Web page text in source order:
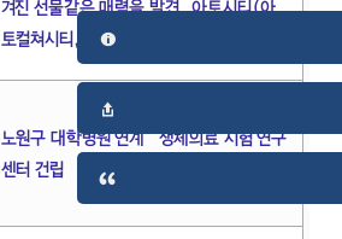
겨진 선물같은 매력을 발견, 아토시티(아
토컬쳐시티, 아토바이오시티)
노원구 대학병원 연계 생체의료 시험 연구
센터 건립